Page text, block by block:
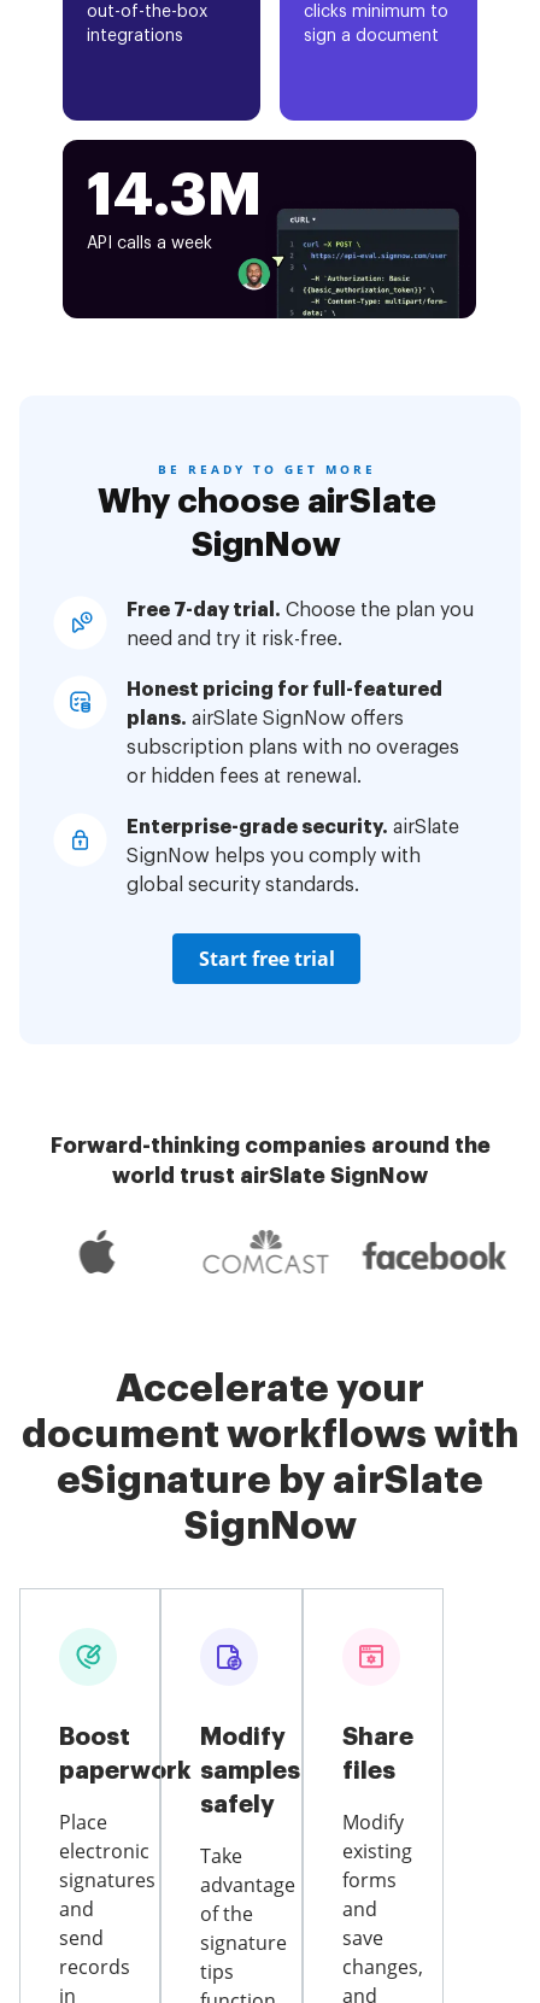
out-of-the-box
integrations
clicks minimum to
sign a document
14.3M
API calls a week
BE READY TO GET MORE
Why choose airSlate
SignNow
Free 7-day trial. Choose the plan you
need and try it risk-free.
Honest pricing for full-featured
plans. airSlate SignNow offers
subscription plans with no overages
or hidden fees at renewal.
Enterprise-grade security. airSlate
SignNow helps you comply with
global security standards.
Start free trial
Forward-thinking companies around the
world trust airSlate SignNow
Accelerate your
document workflows with
eSignature by airSlate
SignNow
Boost
paperwork
Place
electronic
signatures
and
send
records
in
Modify
samples
safely
Take
advantage
of the
signature
tips
Share
files
Modify
existing
forms
and
save
changes,
and